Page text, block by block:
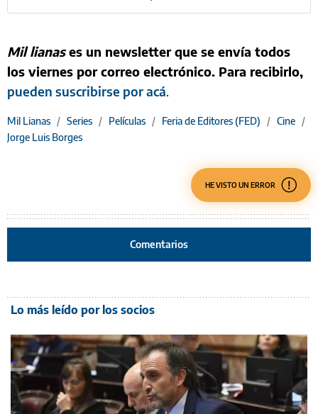
Mil lianases un newsletter que se envía todos
los viernes por correo electrónico. Para recibirlo,
pueden suscribirse por acá.
Mil Lianas / Series / Películas / Feria de Editores (FED) / Cine /
Jorge Luis Borges
HE VISTO UN ERROR
Comentarios
Lo más leído por los socios